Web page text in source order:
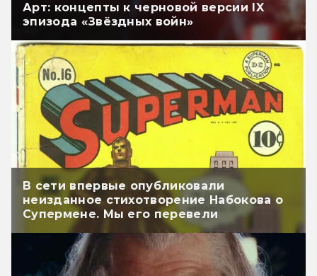
Арт: концепты к черновой версии IX
эпизода «Звёздных войн»
В сети впервые опубликовали
неизданное стихотворение Набокова о
Супермене. Мы его перевели